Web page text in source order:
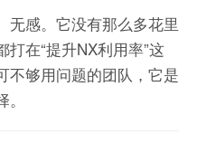
无感。它没有那么多花里
在“提升NX利用率”这
不够用问题的团队，它是